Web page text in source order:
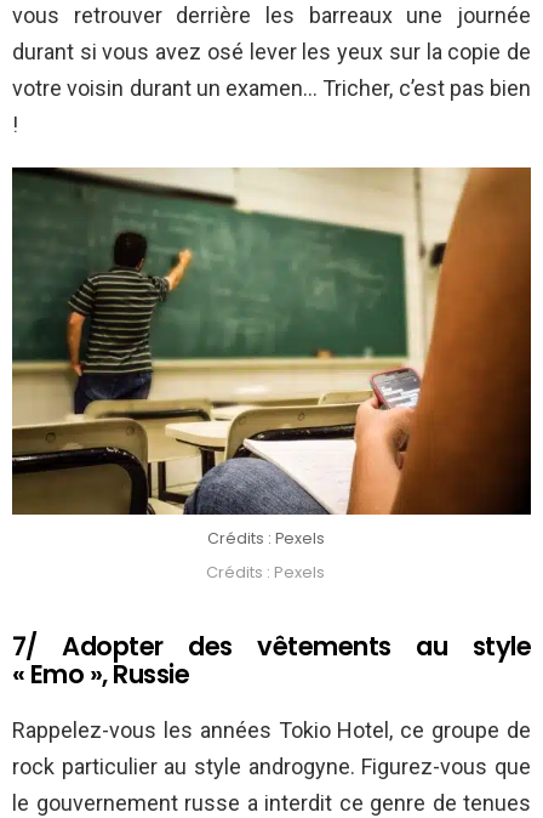
vous retrouver derrière les barreaux une journée
durant si vous avez osé lever les yeux sur la copie de
votre voisin durant un examen… Tricher, c’est pas bien
!
Crédits : Pexels
Crédits : Pexels
7/ Adopter des vêtements au style
« Emo », Russie
Rappelez-vous les années Tokio Hotel, ce groupe de
rock particulier au style androgyne. Figurez-vous que
le gouvernement russe a interdit ce genre de tenues